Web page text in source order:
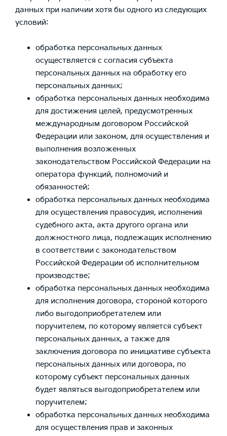
данных при наличии хотя бы одного из следующих
условий:
обработка персональных данных
осуществляется с согласия субъекта
персональных данных на обработку его
персональных данных;
обработка персональных данных необходима
для достижения целей, предусмотренных
международным договором Российской
Федерации или законом, для осуществления и
выполнения возложенных
законодательством Российской Федерации на
оператора функций, полномочий и
обязанностей;
обработка персональных данных необходима
для осуществления правосудия, исполнения
судебного акта, акта другого органа или
должностного лица, подлежащих исполнению
в соответствии с законодательством
Российской Федерации об исполнительном
производстве;
обработка персональных данных необходима
для исполнения договора, стороной которого
либо выгодоприобретателем или
поручителем, по которому является субъект
персональных данных, а также для
заключения договора по инициативе субъекта
персональных данных или договора, по
которому субъект персональных данных
будет являться выгодоприобретателем или
поручителем;
обработка персональных данных необходима
для осуществления прав и законных